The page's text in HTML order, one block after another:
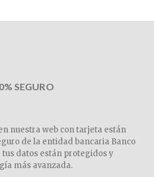
SEGURO
nuestra web con tarjeta están
de la entidad bancaria Banco
datos están protegidos y
más avanzada.